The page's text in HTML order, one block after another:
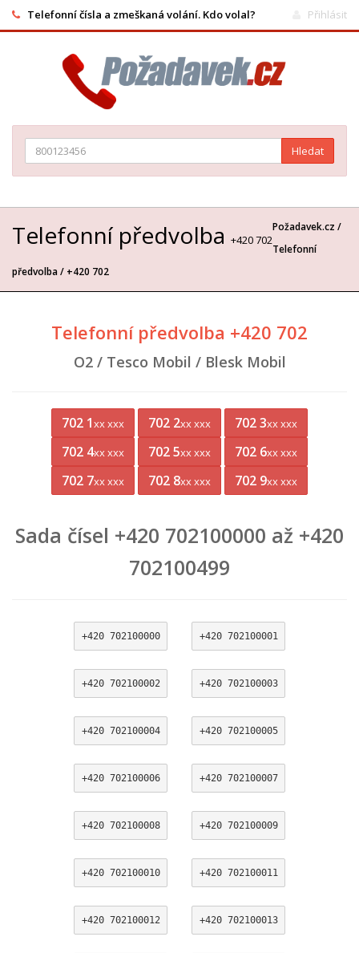
Telefonní čísla a zmeškaná volání. Kdo volal? Přihlásit
Hledat
Telefonní předvolba +420 702
Požadavek.cz /
Telefonní
předvolba/ +420 702
Telefonní předvolba +420 702
O2 / Tesco Mobil / Blesk Mobil
702 1xx xxx 702 2xx xxx 702 3xx xxx
702 4xx xxx 702 5xx xxx 702 6xx xxx
702 7xx xxx 702 8xx xxx 702 9xx xxx
Sada čísel +420 702100000 až +420
702100499
+420 702100000 +420 702100001
+420 702100002 +420 702100003
+420 702100004 +420 702100005
+420 702100006 +420 702100007
+420 702100008 +420 702100009
+420 702100010 +420 702100011
+420 702100012 +420 702100013